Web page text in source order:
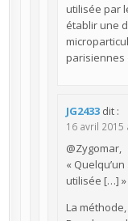
utilisée par
établir une
parisiennes
JG2433 dit :
16 avril 2015
@Zygomar,
«
utilisée […] »
La méthode,